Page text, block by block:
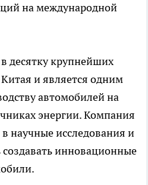
на международной
десятку крупнейших
и является одним
автомобилей на
энергии. Компания
научные исследования и
создавать инновационные